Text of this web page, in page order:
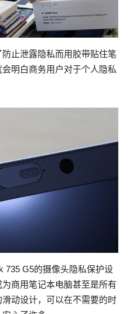
止泄露隐私而用胶带贴住笔
明白商务用户对于个人隐私
735 G5的摄像头隐私保护设
商用笔记本电脑甚至是所有
动设计，可以在不需要的时